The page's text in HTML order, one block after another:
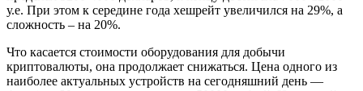
у.е. При этом к середине года хешрейт увеличился на 29%, а
сложность – на 20%.
Что касается стоимости оборудования для добычи
криптовалюты, она продолжает снижаться. Цена одного из
наиболее актуальных устройств на сегодняшний день —